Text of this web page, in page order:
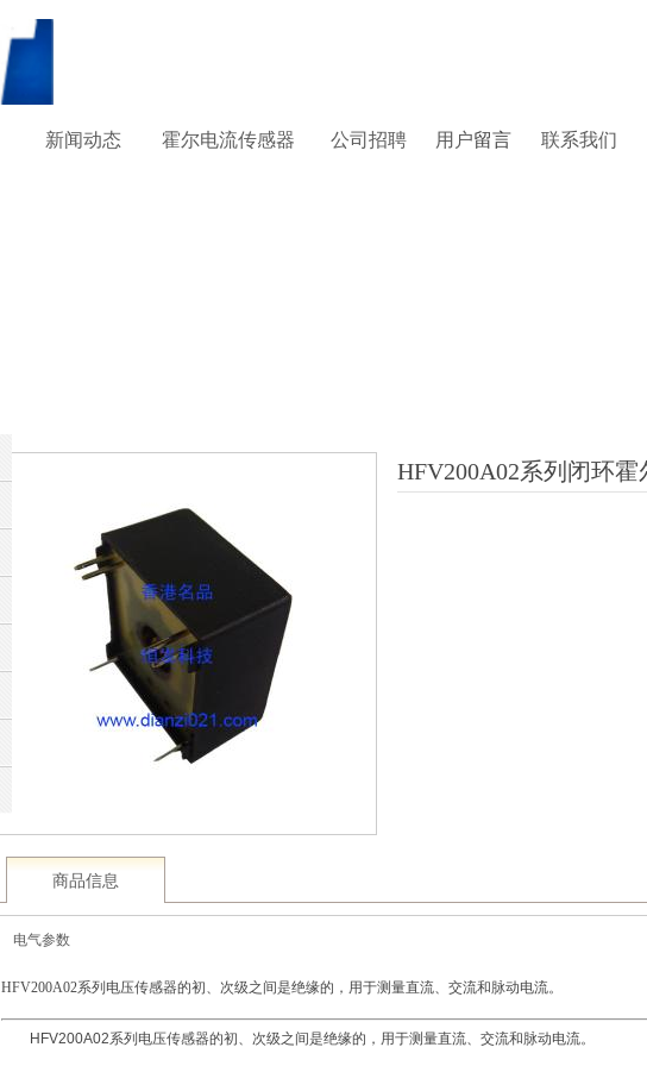
新闻动态 霍尔电流传感器 公司招聘 用户留言 联系我们
HFV200A02系列闭环
商品信息
电气参数
HFV200A02系列电压传感器的初、次级之间是绝缘的，用于测量直流、交流和脉动电流。
HFV200A02系列电压传感器的初、次级之间是绝缘的，用于测量直流、交流和脉动电流。